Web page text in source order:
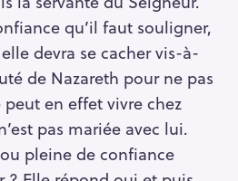
qu’il faut souligner,
devra se cacher vis-à-
de Nazareth pour ne pas
en effet vivre chez
pas mariée avec lui.
pleine de confiance